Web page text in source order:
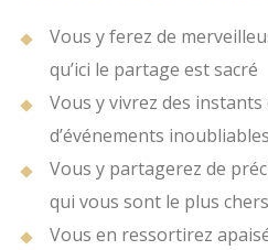
Vous y ferez de
qu’ici le partage est sacré
Vous y vivrez des
d’événements inoubliables
Vous y partagerez de
qui vous sont le plus chers
Vous en ressortirez